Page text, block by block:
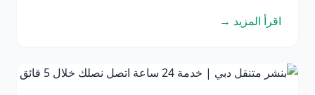
اقرأ المزيد →